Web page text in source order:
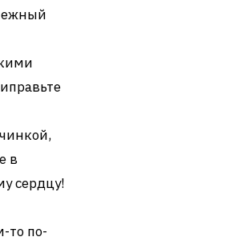
в
сердцу!
то по-